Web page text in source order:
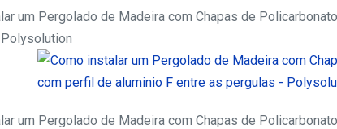
um Pergolado de Madeira com Chapas de
um Pergolado de Madeira com Chapas de